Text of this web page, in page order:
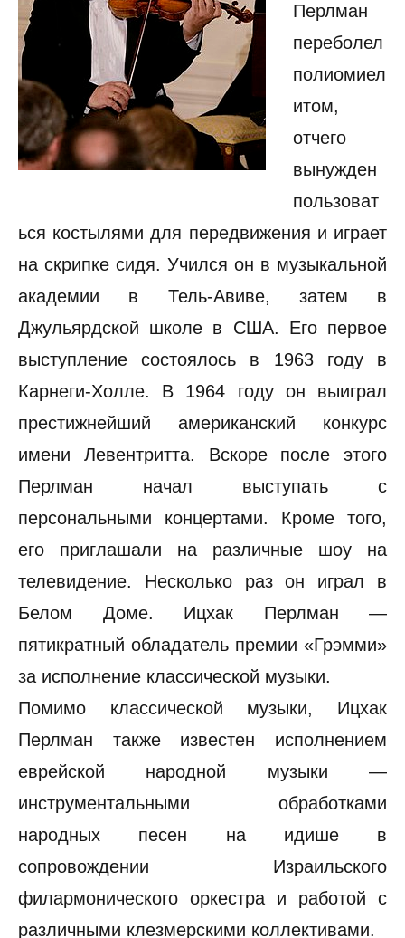
Перлман
переболел
полиомиел
итом,
отчего
вынужден
пользоват
ься костылями для передвижения и играет
на скрипке сидя. Учился он в музыкальной
академии в Тель-Авиве, затем в
Джульярдской школе в США. Его первое
выступление состоялось в 1963 году в
Карнеги-Холле. В 1964 году он выиграл
престижнейший американский конкурс
имени Левентритта. Вскоре после этого
Перлман начал выступать с
персональными концертами. Кроме того,
его приглашали на различные шоу на
телевидение. Несколько раз он играл в
Белом Доме. Ицхак Перлман —
пятикратный обладатель премии «Грэмми»
за исполнение классической музыки.
Помимо классической музыки, Ицхак
Перлман также известен исполнением
еврейской народной музыки —
инструментальными обработками
народных песен на идише в
сопровождении Израильского
филармонического оркестра и работой с
различными клезмерскими коллективами.